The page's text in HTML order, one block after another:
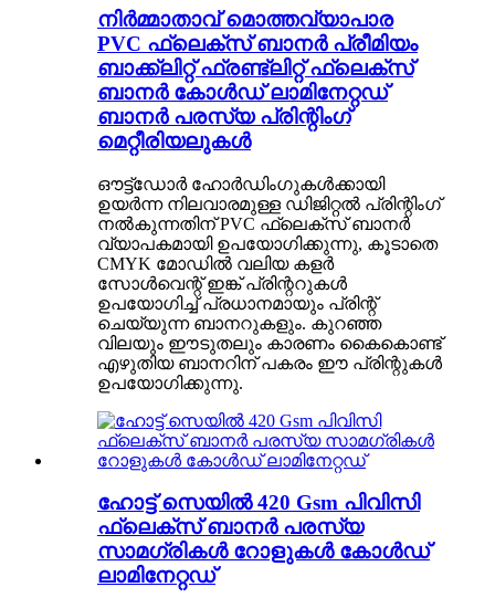
നിർമ്മാതാവ് മൊത്തവ്യാപാര
PVC ഫ്ലെക്സ് ബാനർ പ്രീമിയം
ബാക്ക്‌ലിറ്റ് ഫ്രണ്ട്‌ലിറ്റ് ഫ്ലെക്സ്
ബാനർ കോൾഡ് ലാമിനേറ്റഡ്
ബാനർ പരസ്യ പ്രിന്റിംഗ്
മെറ്റീരിയലുകൾ
ഔട്ട്ഡോർ ഹോർഡിംഗുകൾക്കായി
ഉയർന്ന നിലവാരമുള്ള ഡിജിറ്റൽ പ്രിന്റിംഗ്
നൽകുന്നതിന് PVC ഫ്ലെക്സ് ബാനർ
വ്യാപകമായി ഉപയോഗിക്കുന്നു, കൂടാതെ
CMYK മോഡിൽ വലിയ കളർ
സോൾവെന്റ് ഇങ്ക് പ്രിന്ററുകൾ
ഉപയോഗിച്ച് പ്രധാനമായും പ്രിന്റ്
ചെയ്യുന്ന ബാനറുകളും. കുറഞ്ഞ
വിലയും ഈടുതലും കാരണം കൈകൊണ്ട്
എഴുതിയ ബാനറിന് പകരം ഈ പ്രിന്റുകൾ
ഉപയോഗിക്കുന്നു.
ഹോട്ട് സെയിൽ 420 Gsm പിവിസി
ഫ്ലെക്സ് ബാനർ പരസ്യ
സാമഗ്രികൾ റോളുകൾ കോൾഡ്
ലാമിനേറ്റഡ്